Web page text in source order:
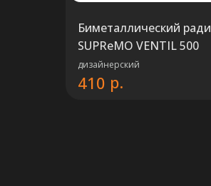
Биметаллический
SUPReMO VENTIL 500
дизайнерский
410 р.